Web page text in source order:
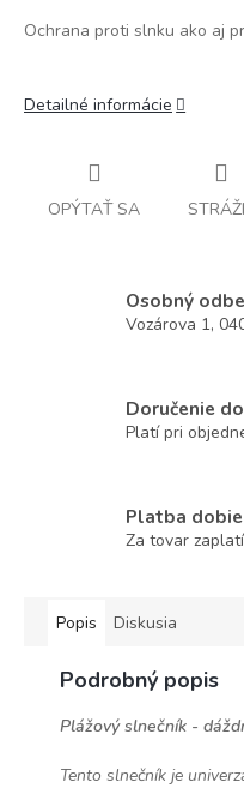
Ochrana proti slnku ako aj
Detailné informácie
OPÝTAŤ SA
Osobný
Vozárova 1,
Doručenie
Platí pri
Platba
Za tovar
Popis Diskusia
Podrobný popis
Plážový slnečník -
Tento slnečník je